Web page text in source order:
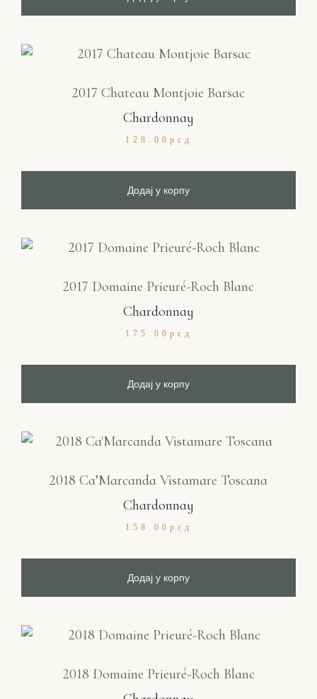
2017 Chateau Montjoie Barsac
Chardonnay
128.00 рсд
Додај у корпу
2017 Domaine Prieuré-Roch Blanc
Chardonnay
175.00 рсд
Додај у корпу
2018 Ca’Marcanda Vistamare Toscana
Chardonnay
158.00 рсд
Додај у корпу
2018 Domaine Prieuré-Roch Blanc